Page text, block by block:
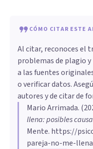
CÓMO CITAR ESTE
Al citar, reconoces el
problemas de plagio
a las fuentes
o verificar datos.
autores y de citar de
Mario Arrimada. (
llena: posibles
Mente. https://
pareja-no-me-llena